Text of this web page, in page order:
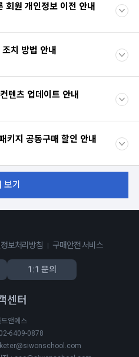
회원 개인정보 이전 안내
치 방법 안내
텐츠 업데이트 안내
지 공동구매 할인 안내
보기
보처리방침 구매안전 서비스
1:1 문의
센터
앤에스
6409-0878